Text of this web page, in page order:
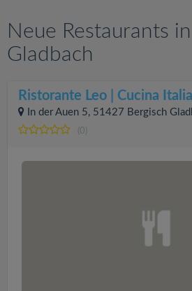
Neue Restaurants
Gladbach
Ristorante Leo | Cucina
In der Auen 5, 51427 Bergisch
(0)